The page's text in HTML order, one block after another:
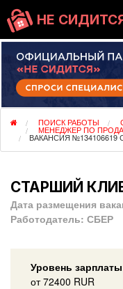
НЕ
ПОИСК РАБОТЫ
МЕНЕДЖЕР ПО
ВАКАНСИЯ
СТАРШИЙ
Дата размещения
Работодатель: СБЕР
Уровень
от72400 RUR